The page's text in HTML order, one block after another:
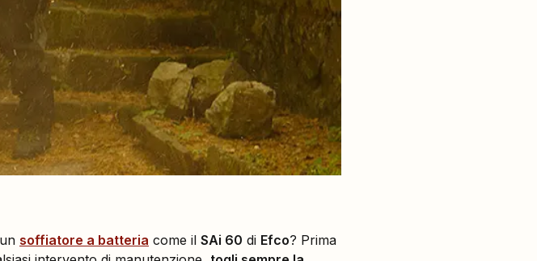
soffiatore a batteria come il SAi 60 di Efco? Prima